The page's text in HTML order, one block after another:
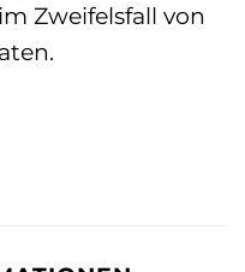
Zweifelsfall von